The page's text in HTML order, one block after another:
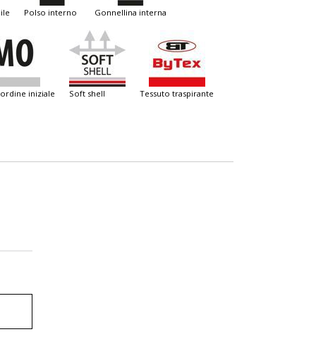
polso interno gonnellina interna
ordine iniziale soft shell tessuto traspirante